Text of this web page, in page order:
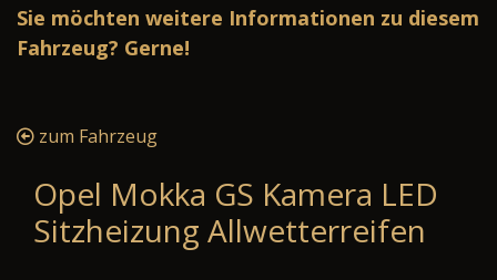
Sie möchten weitere Informationen zu diesem
Fahrzeug? Gerne!
zum Fahrzeug
Opel Mokka GS Kamera LED
Sitzheizung Allwetterreifen